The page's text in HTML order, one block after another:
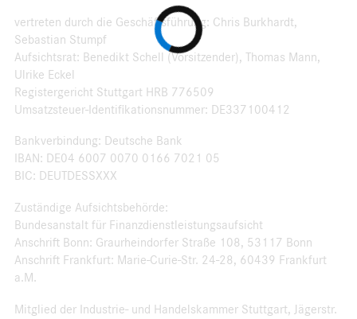
vertreten durch die Geschäftsführung: Chris Burkhardt,
Sebastian Stumpf
Aufsichtsrat: Benedikt Schell (Vorsitzender), Thomas Mann,
Ulrike Eckel
Registergericht Stuttgart HRB 776509
Umsatzsteuer-Identifikationsnummer: DE337100412
Bankverbindung: Deutsche Bank
IBAN: DE04 6007 0070 0166 7021 05
BIC: DEUTDESSXXX
Zuständige Aufsichtsbehörde:
Bundesanstalt für Finanzdienstleistungsaufsicht
Anschrift Bonn: Graurheindorfer Straße 108, 53117 Bonn
Anschrift Frankfurt: Marie-Curie-Str. 24-28, 60439 Frankfurt
a.M.
Mitglied der Industrie- und Handelskammer Stuttgart, Jägerstr.